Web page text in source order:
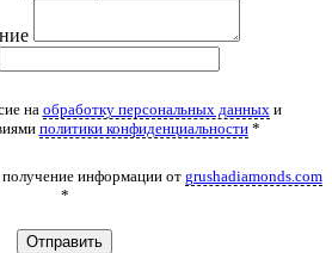
на обработку персональных данныхи
политики конфиденциальности*
получение информации от grushadiamonds.com
*
Отправить